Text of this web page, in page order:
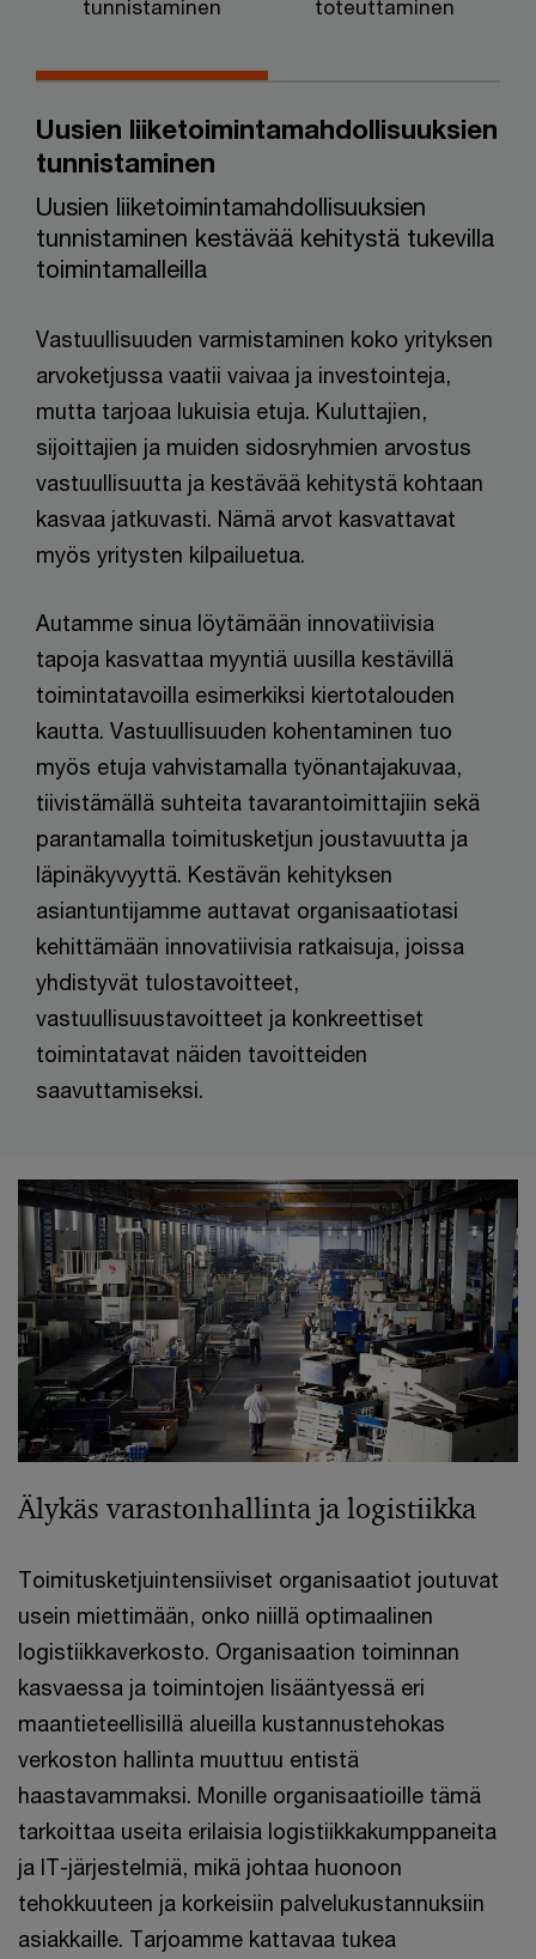
tunnistaminen
toteuttaminen
Uusien liiketoimintamahdollisuuksien
tunnistaminen
Uusien liiketoimintamahdollisuuksien
tunnistaminen kestävää kehitystä tukevilla
toimintamalleilla
Vastuullisuuden varmistaminen koko yrityksen
arvoketjussa vaatii vaivaa ja investointeja,
mutta tarjoaa lukuisia etuja. Kuluttajien,
sijoittajien ja muiden sidosryhmien arvostus
vastuullisuutta ja kestävää kehitystä kohtaan
kasvaa jatkuvasti. Nämä arvot kasvattavat
myös yritysten kilpailuetua.
Autamme sinua löytämään innovatiivisia
tapoja kasvattaa myyntiä uusilla kestävillä
toimintatavoilla esimerkiksi kiertotalouden
kautta. Vastuullisuuden kohentaminen tuo
myös etuja vahvistamalla työnantajakuvaa,
tiivistämällä suhteita tavarantoimittajiin sekä
parantamalla toimitusketjun joustavuutta ja
läpinäkyvyyttä. Kestävän kehityksen
asiantuntijamme auttavat organisaatiotasi
kehittämään innovatiivisia ratkaisuja, joissa
yhdistyvät tulostavoitteet,
vastuullisuustavoitteet ja konkreettiset
toimintatavat näiden tavoitteiden
saavuttamiseksi.
Älykäs varastonhallinta ja logistiikka
Toimitusketjuintensiiviset organisaatiot joutuvat
usein miettimään, onko niillä optimaalinen
logistiikkaverkosto. Organisaation toiminnan
kasvaessa ja toimintojen lisääntyessä eri
maantieteellisillä alueilla kustannustehokas
verkoston hallinta muuttuu entistä
haastavammaksi. Monille organisaatioille tämä
tarkoittaa useita erilaisia logistiikkakumppaneita
ja IT-järjestelmiä, mikä johtaa huonoon
tehokkuuteen ja korkeisiin palvelukustannuksiin
asiakkaille. Tarjoamme kattavaa tukea